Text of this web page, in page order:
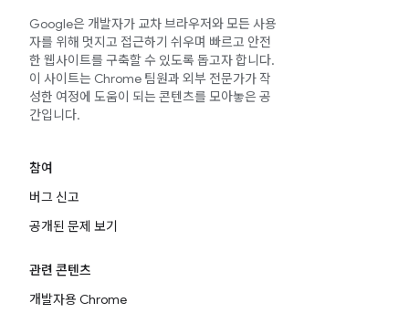
Google은 개발자가 교차 브라우저와 모든 사용
자를 위해 멋지고 접근하기 쉬우며 빠르고 안전
한 웹사이트를 구축할 수 있도록 돕고자 합니다.
이 사이트는 Chrome 팀원과 외부 전문가가 작
성한 여정에 도움이 되는 콘텐츠를 모아놓은 공
간입니다.
참여
버그 신고
공개된 문제 보기
관련 콘텐츠
개발자용 Chrome